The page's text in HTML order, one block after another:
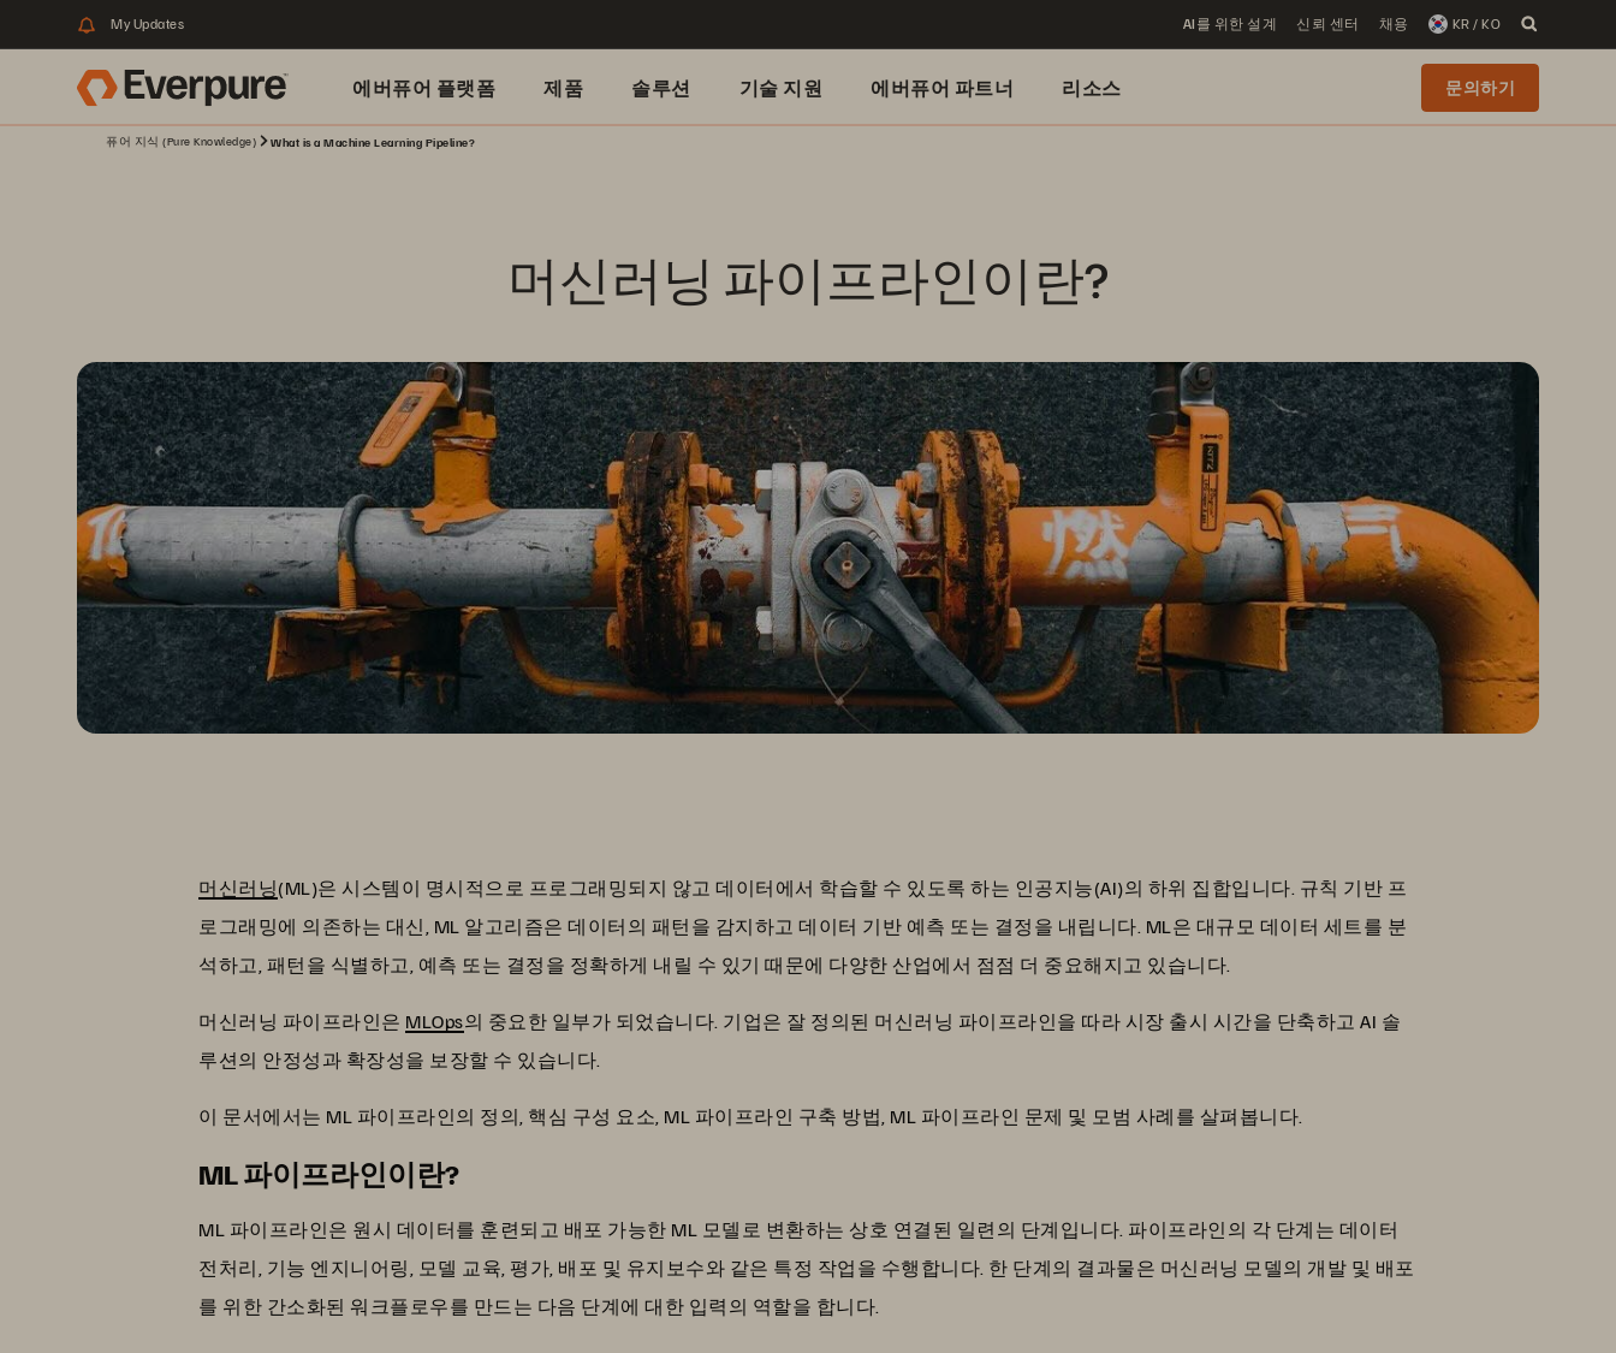
My Updates AI를 위한 설계 신뢰 센터 채용 KR / KO
에버퓨어 플랫폼 제품 솔루션 기술 지원 에버퓨어 파트너 리소스 문의하기
퓨어 지식 (Pure Knowledge) What is a Machine Learning Pipeline?
머신러닝 파이프라인이란?
머신러닝(ML)은 시스템이 명시적으로 프로그래밍되지 않고 데이터에서 학습할 수 있도록 하는 인공지능(AI)의 하위 집합입니다. 규칙 기반 프
로그래밍에 의존하는 대신, ML 알고리즘은 데이터의 패턴을 감지하고 데이터 기반 예측 또는 결정을 내립니다. ML은 대규모 데이터 세트를 분
석하고, 패턴을 식별하고, 예측 또는 결정을 정확하게 내릴 수 있기 때문에 다양한 산업에서 점점 더 중요해지고 있습니다.
머신러닝 파이프라인은 MLOps의 중요한 일부가 되었습니다. 기업은 잘 정의된 머신러닝 파이프라인을 따라 시장 출시 시간을 단축하고 AI 솔
루션의 안정성과 확장성을 보장할 수 있습니다.
이 문서에서는 ML 파이프라인의 정의, 핵심 구성 요소, ML 파이프라인 구축 방법, ML 파이프라인 문제 및 모범 사례를 살펴봅니다.
ML 파이프라인이란?
ML 파이프라인은 원시 데이터를 훈련되고 배포 가능한 ML 모델로 변환하는 상호 연결된 일련의 단계입니다. 파이프라인의 각 단계는 데이터
전처리, 기능 엔지니어링, 모델 교육, 평가, 배포 및 유지보수와 같은 특정 작업을 수행합니다. 한 단계의 결과물은 머신러닝 모델의 개발 및 배포
를 위한 간소화된 워크플로우를 만드는 다음 단계에 대한 입력의 역할을 합니다.